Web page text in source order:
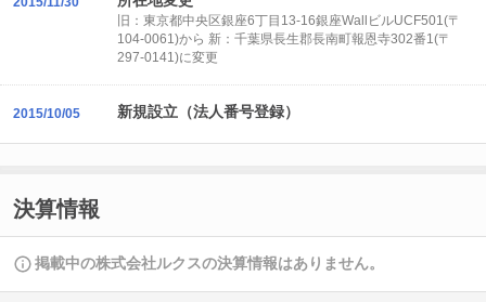
旧：東京都中央区銀座6丁目13-16銀座WallビルUCF501(〒
104-0061)から 新：千葉県長生郡長南町報恩寺302番1(〒
297-0141)に変更
2015/10/05 新規設立（法人番号登録）
決算情報
掲載中の株式会社ルクスの決算情報はありません。